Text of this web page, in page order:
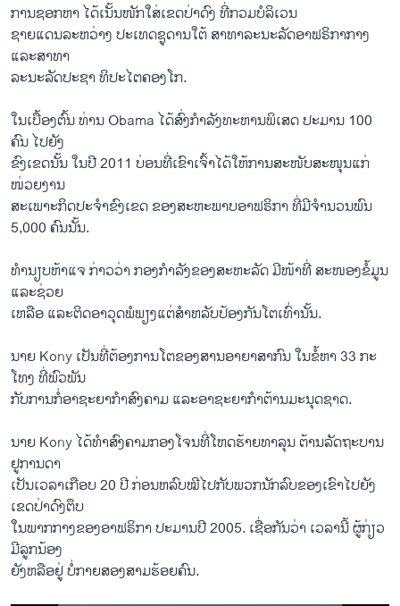
ການ​ຊອກ​ຫາ ​ໄດ້​ເນັ້ນ​ໜັກ​ໃສ່ເຂດປ່າດົງ ທີ່ກວມ​ບໍລິ​ເວນ
​ຊາຍ​ແດນລະຫວ່າງ ປະ​ເທດ​ຊູ​ດານໃຕ້ ສາທາລະນະ​ລັດອາ​ຟຣິກາກາງ ​
ແລະສາທາ
ລະນະ​ລັດປະຊາ ທິປະ​ໄຕຄອງ​ໂກ.
​ໃນ​ເບື້ອງ​ຕົ້ນ ທ່ານ Obama ໄດ້​ສົ່ງກຳລັງ​ທະຫານ​ພິ​ເສດ ປະມານ 100
ຄົນ ​ໄປ​ຍັງ​
ຂົງ​ເຂດນັ້ນ ​ໃນ​ປີ 2011 ບ່ອນ​ທີ່​ເຂົາ​ເຈົ້າ​ໄດ້​ໃຫ້ການສະໜັບສະໜຸນ​ແກ່
ໜ່ວຍ​ງານ​
ສະ​ເພາະກິດ​ປະຈຳ​ຂົງ​ເຂດ ຂອງສະຫະພາບອາ​ຟຣິກາ ທີ່​ມີ​ຈຳນວນ​ພົນ
5,000 ຄົນນັ້ນ.
ທຳນຽບຫ້າ​ແຈ ກ່າວ​ວ່າ ກອງ​ກຳລັງຂອງສະຫະລັດ ມີໜ້າ​ທີ່​ ສະໜອງ​ຂໍ້​ມູນ
ແລະຊ່ວຍ​
ເຫລືອ ​ແລະ​ຕິດ​ອາວຸດ​ພໍ​ພຽງແຕ່​ສຳ​ຫລັບ​ປ້ອງ​ກັນ​ໂຕ​ເທົ່າ​ນັ້ນ.
ນາຍ Kony ​ເປັນ​ທີ່​ຕ້ອງການໂຕຂອງສານ​ອາຍາ​ສາກົນ ​ໃນ​ຂໍ້​ຫາ 33 ກະ​
ໂທ​ງ ທີ່​ພົວພັນ
ກັບການ​ກໍ່ອາຊະ​ຍາ​ກຳ​ສົງຄາມ ​ແລະ​ອາ​ຊະ​ຍາ​ກຳ​ຕ້ານ​ມະນຸດຊາດ.
ນາຍ Kony ​ໄດ້ທຳສົງຄາມກອງ​ໂຈນທີ່​ໂຫດຮ້າຍ​ທາລຸນ ​ຕ້ານລັດຖະບານ
ຢູການ​ດາ
ເປັນ​ເວລາ​ເກືອບ 20 ປີ ກ່ອນ​ຫລົບ​ໝີ​ໄປ​ກັບ​ພວກ​ນັກ​ລົບ​ຂອງເຂົາໄປ​ຍັງ​
ເຂດ​ປ່າ​ດົງ​ຕຶບ
ໃນ​ພາກ​ກາງຂອງອາ​ຟຣິກາ ​ປະມານ​ປີ 2005​. ​ເຊື່ອ​ກັນ​ວ່າ ​ເວລາ​ນີ້ ຜູ້ກ່ຽວ​
ມີລູກ​ນ້ອງ
​ຍັງຫລື​ອ​ຢູ່​ ບໍ່ກາຍ​ສອງ​ສາມ​ຮ້ອຍ​ຄົນ.